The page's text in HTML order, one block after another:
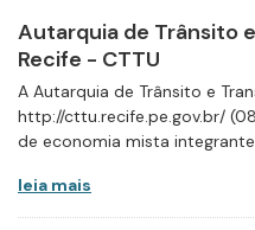
Autarquia de Trânsito
Recife - CTTU
A Autarquia de Trânsito e
http://cttu.recife.pe.gov.br/
de economia mista
leia mais